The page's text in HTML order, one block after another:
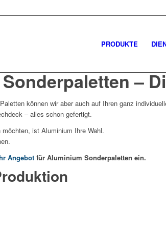
PRODUKTE
–
können wir aber auch auf Ihren ganz
– alles schon gefertigt.
ist Aluminium Ihre Wahl.
Angebot für Aluminium Sonderpaletten ein.